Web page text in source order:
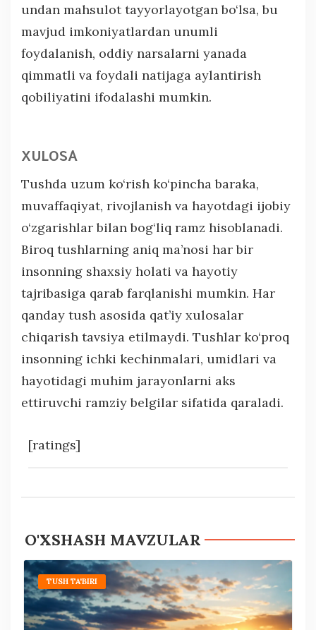
undan mahsulot tayyorlayotgan bo‘lsa, bu
mavjud imkoniyatlardan unumli
foydalanish, oddiy narsalarni yanada
qimmatli va foydali natijaga aylantirish
qobiliyatini ifodalashi mumkin.
XULOSA
Tushda uzum ko‘rish ko‘pincha baraka,
muvaffaqiyat, rivojlanish va hayotdagi ijobiy
o‘zgarishlar bilan bog‘liq ramz hisoblanadi.
Biroq tushlarning aniq ma’nosi har bir
insonning shaxsiy holati va hayotiy
tajribasiga qarab farqlanishi mumkin. Har
qanday tush asosida qat’iy xulosalar
chiqarish tavsiya etilmaydi. Tushlar ko‘proq
insonning ichki kechinmalari, umidlari va
hayotidagi muhim jarayonlarni aks
ettiruvchi ramziy belgilar sifatida qaraladi.
[ratings]
O'XSHASH MAVZULAR
TUSH TA'BIRI